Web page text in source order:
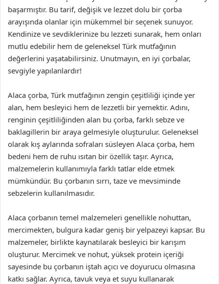
başarmıştır. Bu tarif, değişik ve lezzet dolu bir çorba
arayışında olanlar için mükemmel bir seçenek sunuyor.
Kendinize ve sevdiklerinize bu lezzeti sunarak, hem onları
mutlu edebilir hem de geleneksel Türk mutfağının
değerlerini yaşatabilirsiniz. Unutmayın, en iyi çorbalar,
sevgiyle yapılanlardır!
Alaca çorba, Türk mutfağının zengin çeşitliliği içinde yer
alan, hem besleyici hem de lezzetli bir yemektir. Adını,
renginin çeşitliliğinden alan bu çorba, farklı sebze ve
baklagillerin bir araya gelmesiyle oluşturulur. Geleneksel
olarak kış aylarında sofraları süsleyen Alaca çorba, hem
bedeni hem de ruhu ısıtan bir özellik taşır. Ayrıca,
malzemelerin kullanımıyla farklı tatlar elde etmek
mümkündür. Bu çorbanın sırrı, taze ve mevsiminde
sebzelerin kullanılmasıdır.
Alaca çorbanın temel malzemeleri genellikle nohuttan,
mercimekten, bulgura kadar geniş bir yelpazeyi kapsar. Bu
malzemeler, birlikte kaynatılarak besleyici bir karışım
oluşturur. Mercimek ve nohut, yüksek protein içeriği
sayesinde bu çorbanın iştah açıcı ve doyurucu olmasına
katkı sağlar. Ayrıca, tavuk veya et suyu kullanarak